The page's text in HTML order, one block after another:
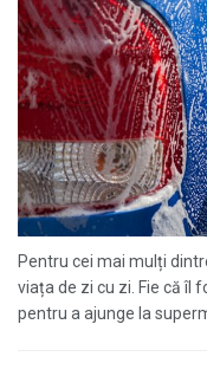
Pentru cei mai mulți
viața de zi cu zi. Fie că îl
pentru a ajunge la